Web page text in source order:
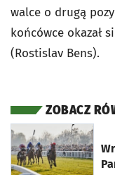
walce o drugą
końcówce okazał
(Rostislav Bens).
ZOBACZ
otworzy się w